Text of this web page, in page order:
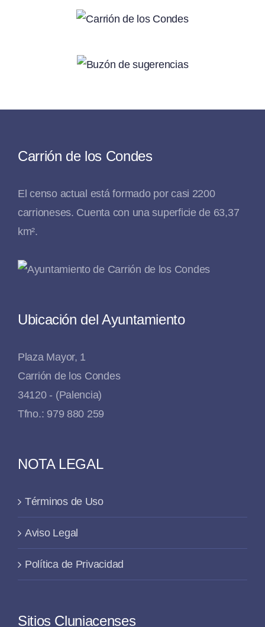
Carrión de los Condes
El censo actual está formado por casi 2200
carrioneses. Cuenta con una superficie de 63,37
km².
Ubicación del Ayuntamiento
Plaza Mayor, 1
Carrión de los Condes
34120 - (Palencia)
Tfno.: 979 880 259
NOTA LEGAL
Términos de Uso
Aviso Legal
Política de Privacidad
Sitios Cluniacenses